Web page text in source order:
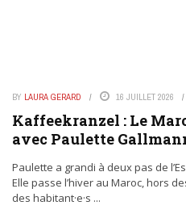
BY LAURA GERARD 16 JUILLET 2026
Kaffeekranzel : Le
avec Paulette
Paulette a grandi à deux pas de
Elle passe l’hiver au Maroc, hors
des habitant·e·s ...